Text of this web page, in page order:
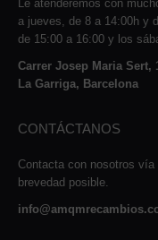
Le atenderemos con
a jueves, de 8 a 14:00h y
de 15:00 a 16:00 y los
Carrer Josep Maria Sert,
La Garriga, Barcelona
CONTÁCTANOS
Contacta con nosotros
brevedad posible.